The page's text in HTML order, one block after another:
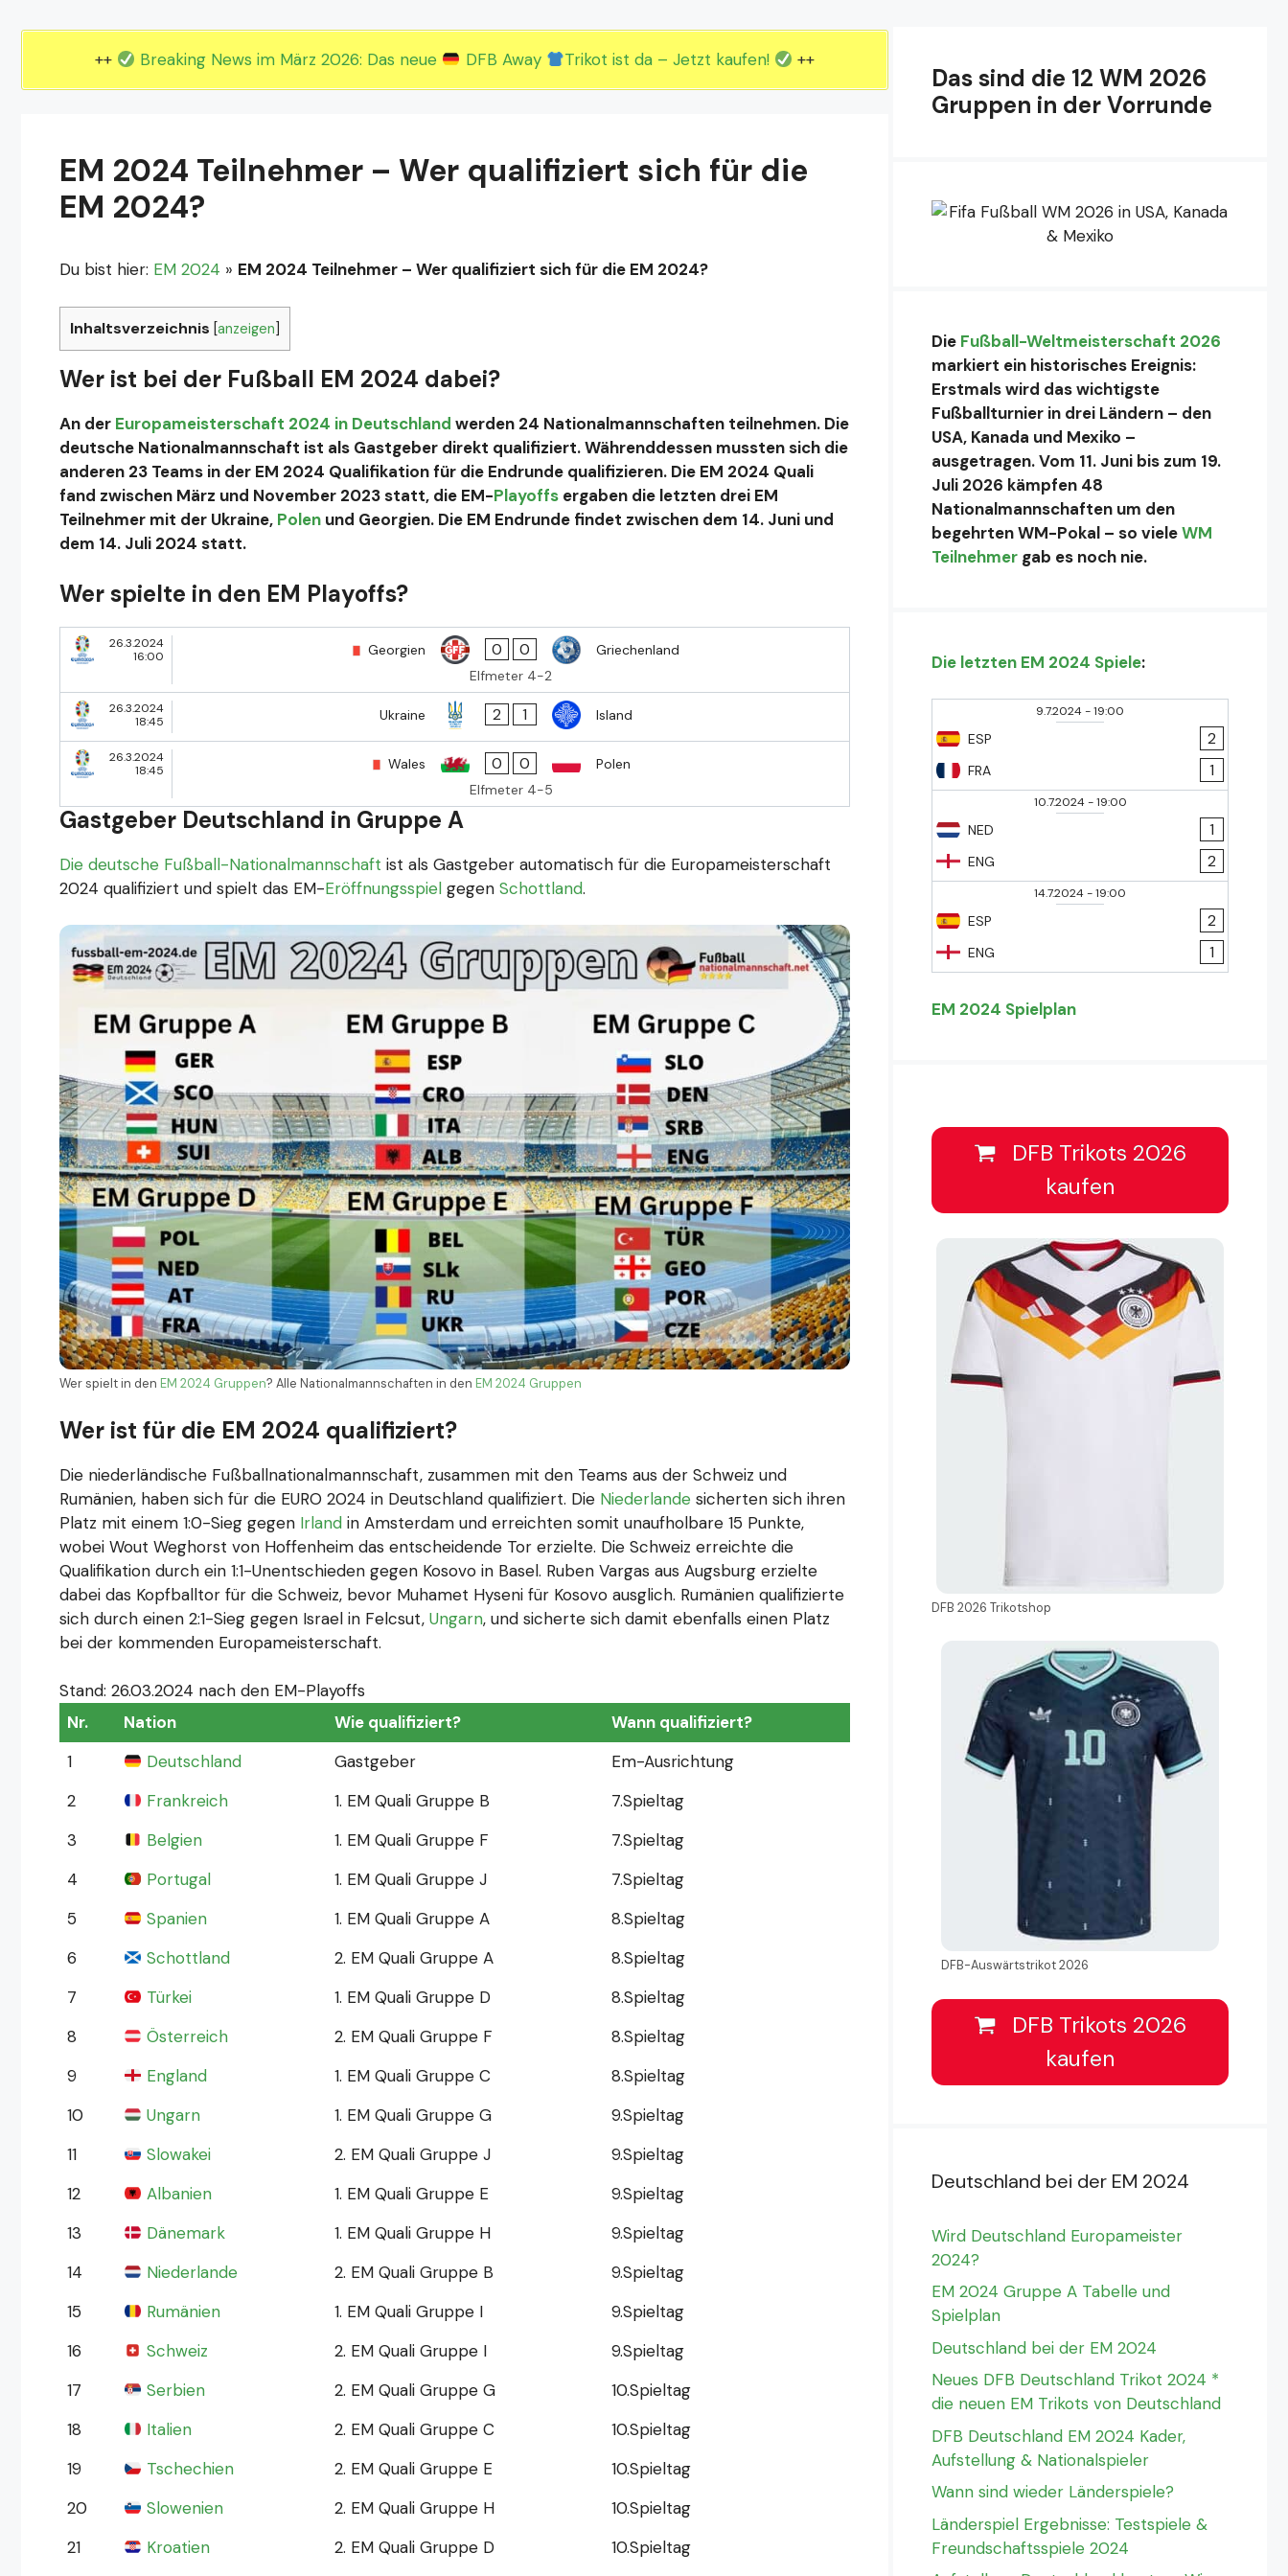
++ Breaking News im März 2026: Das neue DFB Away Trikot ist da – Jetzt kaufen! ++
EM 2024 Teilnehmer – Wer qualifiziert sich für die
EM 2024?
Du bist hier: EM 2024 » EM 2024 Teilnehmer – Wer qualifiziert sich für die EM 2024?
Inhaltsverzeichnis [anzeigen
Wer ist bei der Fußball EM 2024 dabei?
An der Europameisterschaft 2024 in Deutschland werden 24 Nationalmannschaften teilnehmen. Die
deutsche Nationalmannschaft ist als Gastgeber direkt qualifiziert. Währenddessen mussten sich die
anderen 23 Teams in der EM 2024 Qualifikation für die Endrunde qualifizieren. Die EM 2024 Quali
fand zwischen März und November 2023 statt, die EM-Playoffs ergaben die letzten drei EM
Teilnehmer mit der Ukraine, Polen und Georgien. Die EM Endrunde findet zwischen dem 14. Juni und
dem 14. Juli 2024 statt.
Wer spielte in den EM Playoffs?
26.3.2024
16:00
Georgien 0 0
Griechenland
Elfmeter 4-2
26.3.2024
18:45
Ukraine 2 1 Island
26.3.2024
18:45
Wales 0 0
Polen
Elfmeter 4-5
Gastgeber Deutschland in Gruppe A
Die deutsche Fußball-Nationalmannschaft ist als Gastgeber automatisch für die Europameisterschaft
2024 qualifiziert und spielt das EM-Eröffnungsspiel gegen Schottland.
Wer spielt in den EM 2024 Gruppen? Alle Nationalmannschaften in den EM 2024 Gruppen
Wer ist für die EM 2024 qualifiziert?
Die niederländische Fußballnationalmannschaft, zusammen mit den Teams aus der Schweiz und
Rumänien, haben sich für die EURO 2024 in Deutschland qualifiziert. Die Niederlande sicherten sich ihren
Platz mit einem 1:0-Sieg gegen Irland in Amsterdam und erreichten somit unaufholbare 15 Punkte,
wobei Wout Weghorst von Hoffenheim das entscheidende Tor erzielte. Die Schweiz erreichte die
Qualifikation durch ein 1:1-Unentschieden gegen Kosovo in Basel. Ruben Vargas aus Augsburg erzielte
dabei das Kopfballtor für die Schweiz, bevor Muhamet Hyseni für Kosovo ausglich. Rumänien qualifizierte
sich durch einen 2:1-Sieg gegen Israel in Felcsut, Ungarn, und sicherte sich damit ebenfalls einen Platz
bei der kommenden Europameisterschaft.
Stand: 26.03.2024 nach den EM-Playoffs
Nr.
Nation Wie qualifiziert?
Wann qualifiziert?
1
Deutschland Gastgeber
Em-Ausrichtung
2
Frankreich 1. EM Quali Gruppe B
7.Spieltag
3
Belgien 1. EM Quali Gruppe F
7.Spieltag
4
Portugal 1. EM Quali Gruppe J
7.Spieltag
5
Spanien 1. EM Quali Gruppe A
8.Spieltag
6
Schottland 2. EM Quali Gruppe A
8.Spieltag
7
Türkei 1. EM Quali Gruppe D
8.Spieltag
8
Österreich 2. EM Quali Gruppe F
8.Spieltag
9
England 1. EM Quali Gruppe C
8.Spieltag
10
Ungarn 1. EM Quali Gruppe G
9.Spieltag
11
Slowakei 2. EM Quali Gruppe J
9.Spieltag
12
Albanien 1. EM Quali Gruppe E
9.Spieltag
13
Dänemark 1. EM Quali Gruppe H
9.Spieltag
14
Niederlande 2. EM Quali Gruppe B
9.Spieltag
15
Rumänien 1. EM Quali Gruppe I
9.Spieltag
16
Schweiz 2. EM Quali Gruppe I
9.Spieltag
17
Serbien 2. EM Quali Gruppe G
10.Spieltag
18
Italien 2. EM Quali Gruppe C
10.Spieltag
19
Tschechien 2. EM Quali Gruppe E
10.Spieltag
20
Slowenien 2. EM Quali Gruppe H
10.Spieltag
21
Kroatien 2. EM Quali Gruppe D 10.Spieltag
Das sind die 12 WM 2026
Gruppen in der Vorrunde
Die Fußball-Weltmeisterschaft 2026
markiert ein historisches Ereignis:
Erstmals wird das wichtigste
Fußballturnier in drei Ländern – den
USA, Kanada und Mexiko –
ausgetragen. Vom 11. Juni bis zum 19.
Juli 2026 kämpfen 48
Nationalmannschaften um den
begehrten WM-Pokal – so vieleWM
Teilnehmer gab es noch nie.
Die letzten EM 2024 Spiele:
9.7.2024-19:00
ESP
FRA
2
1
10.7.2024-19:00
NED
ENG
1
2
14.7.2024-19:00
ESP
ENG
2
1
EM 2024 Spielplan
DFB Trikots 2026
kaufen
DFB 2026 Trikotshop
DFB-Auswärtstrikot 2026
DFB Trikots 2026
kaufen
Deutschland bei der EM 2024
Wird Deutschland Europameister
2024?
EM 2024 Gruppe A Tabelle und
Spielplan
Deutschland bei der EM 2024
Neues DFB Deutschland Trikot 2024 *
die neuen EM Trikots von Deutschland
DFB Deutschland EM 2024 Kader,
Aufstellung & Nationalspieler
Wann sind wieder Länderspiele?
Länderspiel Ergebnisse: Testspiele &
Freundschaftsspiele 2024